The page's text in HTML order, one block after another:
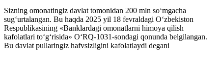
Sizning omonatingiz davlat tomonidan 200 mln so‘mgacha
sug‘urtalangan. Bu haqda 2025 yil 18 fevraldagi O‘zbekiston
Respublikasining «Banklardagi omonatlarni himoya qilish
kafolatlari toʻgʻrisida» O‘RQ-1031-sondagi qonunda belgilangan.
Bu davlat pullaringiz hafvsizligini kafolatlaydi degani